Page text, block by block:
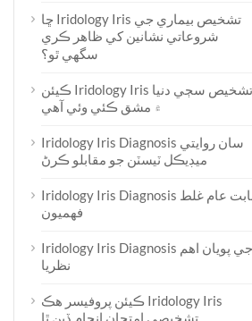
ڇا Iridology Iris تشخيص بيماري جي
شروعاتي نشانين کي ظاهر ڪري
سگھي ٿو؟
ڪيئن Iridology Iris تشخيص سڄي دنيا
۾ مشق ڪئي وئي آهي
Iridology Iris Diagnosis سان روايتي
ميڊيڪل ٽيسٽن جو مقابلو ڪرڻ
Iridology Iris Diagnosis بابت عام غلط
فهميون
Iridology Iris Diagnosis جي پويان اهم
نظريا
ڪيئن پروفيسر هڪ Iridology Iris